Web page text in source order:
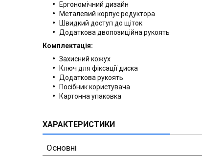
Ергономічний дизайн
Металевий корпус редуктора
Швидкий доступ до щіток
Додаткова двопозиційна рукоять
Комплектація:
Захисний кожух
Ключ для фіксації диска
Додаткова рукоять
Посібник користувача
Картонна упаковка
ХАРАКТЕРИСТИКИ
Основні